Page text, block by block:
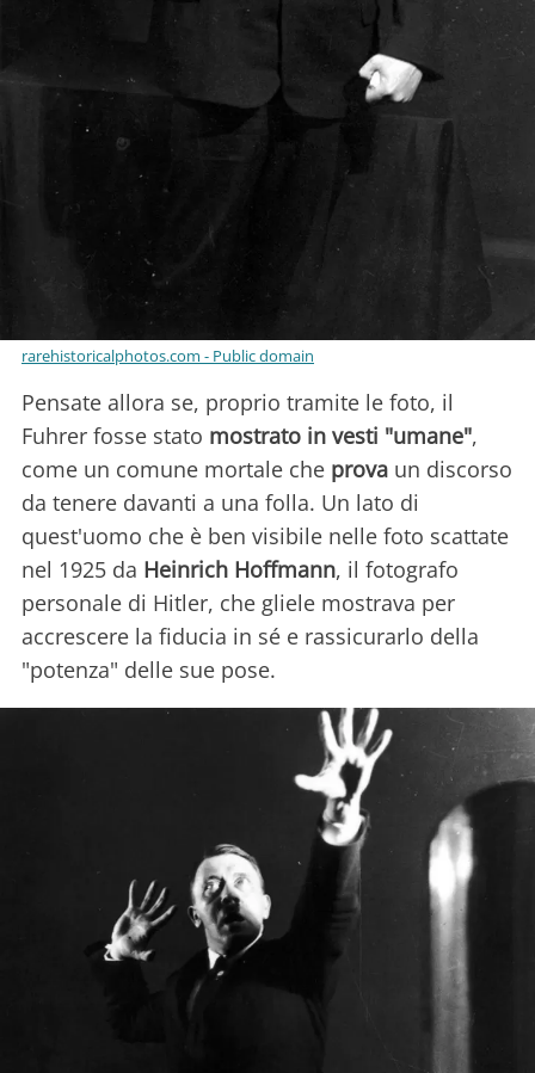
rarehistoricalphotos.com - Public domain
Pensate allora se, proprio tramite le foto, il
Fuhrer fosse stato mostrato in vesti "umane",
come un comune mortale che prova un discorso
da tenere davanti a una folla. Un lato di
quest'uomo che è ben visibile nelle foto scattate
nel 1925 da Heinrich Hoffmann, il fotografo
personale di Hitler, che gliele mostrava per
accrescere la fiducia in sé e rassicurarlo della
"potenza" delle sue pose.